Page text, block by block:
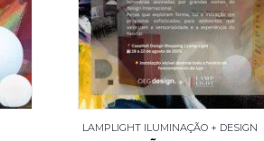
LAMPLIGHT ILUMINAÇÃO + DESIGN